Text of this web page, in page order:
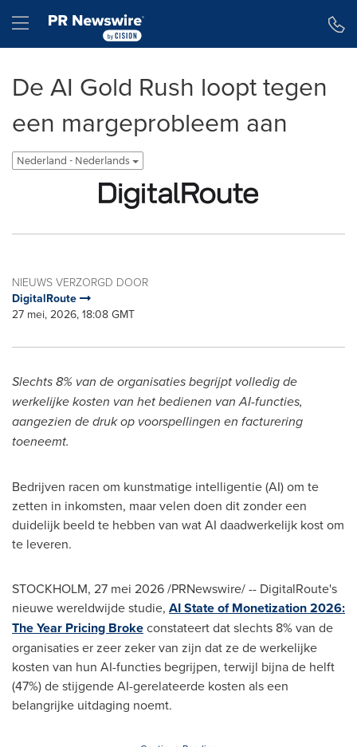
Hamburger menu
De AI Gold Rush loopt tegen
een margeprobleem aan
Nederland - Nederlands
NIEUWS VERZORGD DOOR
DigitalRoute
27 mei, 2026, 18:08 GMT
Slechts 8% van de organisaties begrijpt volledig de
werkelijke kosten van het bedienen van AI-functies,
aangezien de druk op voorspellingen en facturering
toeneemt.
Bedrijven racen om kunstmatige intelligentie (AI) om te
zetten in inkomsten, maar velen doen dit zonder een
duidelijk beeld te hebben van wat AI daadwerkelijk kost om
te leveren.
STOCKHOLM, 27 mei 2026/PRNewswire/ -- DigitalRoute's
nieuwe wereldwijde studie, AI State of Monetization 2026:
The Year Pricing Brokeconstateert dat slechts 8% van de
organisaties er zeer zeker van zijn dat ze de werkelijke
kosten van hun AI-functies begrijpen, terwijl bijna de helft
(47%) de stijgende AI-gerelateerde kosten als een
belangrijke uitdaging noemt.